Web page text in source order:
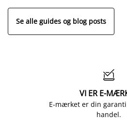
Se alle guides og blog posts

VI ER E-
E-mærket er din
handel.